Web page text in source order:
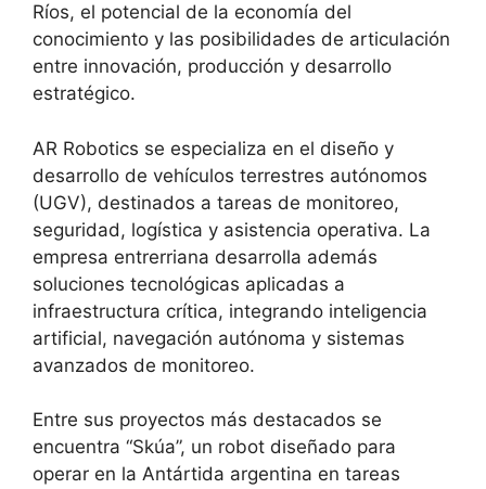
Ríos, el potencial de la economía del
conocimiento y las posibilidades de articulación
entre innovación, producción y desarrollo
estratégico.
AR Robotics se especializa en el diseño y
desarrollo de vehículos terrestres autónomos
(UGV), destinados a tareas de monitoreo,
seguridad, logística y asistencia operativa. La
empresa entrerriana desarrolla además
soluciones tecnológicas aplicadas a
infraestructura crítica, integrando inteligencia
artificial, navegación autónoma y sistemas
avanzados de monitoreo.
Entre sus proyectos más destacados se
encuentra “Skúa”, un robot diseñado para
operar en la Antártida argentina en tareas